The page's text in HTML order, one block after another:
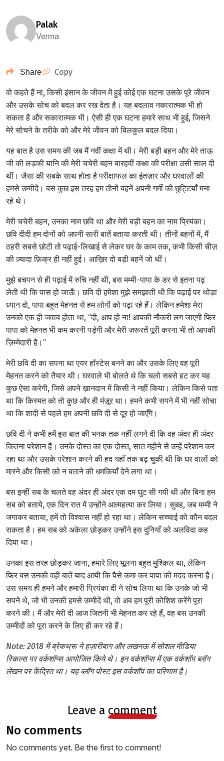
palak
Verma
Share Copy
वो कहते हैं ना, किसी इंसान के जीवन में हुई कोई एक घटना उसके पूरे जीवन
और उसके सोच को बदल कर रख देता है। यह बदलाव नकारात्मक भी हो
सकता है और सकारात्मक भी। ऐसी ही एक घटना हमारे साथ भी हुई, जिसने
मेरे सोचने के तरीके को और मेरे जीवन को बिलकुल बदल दिया।
यह बात है उस समय की जब मैं नवीं कक्षा में थी। मेरी बड़ी बहन और मेरे ताऊ
जी की लड़की यानि की मेरी चचेरी बहन बारहवीं कक्षा की परीक्षा उसी साल दी
थीं। जैसा की सबके साथ होता है परीक्षाफल का इंतज़ार और घरवालों की
हमसे उम्मीदें। बस कुछ इस तरह हम तीनों बहनें अपनी गर्मी की छुट्टियाँ मना
रहे थे।
मेरी चचेरी बहन, उनका नाम छवि था और मेरी बड़ी बहन का नाम प्रियंका।
छवि दीदी हम दोनों को अपनी सारी बातें बताया करती थी। तीनों बहनों में, मैं
ठहरी सबसे छोटी तो पढ़ाई-लिखाई से लेकर घर के काम तक, कभी किसी चीज़
की ज़्यादा फ़िक्र ही नहीं हुई। आख़िर दो बड़ी बहनें जो थीं।
मुझे बचपन से ही पढ़ाई में रुचि नहीं थी, बस मम्मी-पापा के डर से इतना पढ़
लेती थी कि पास हो जाऊँ। छवि दी हमेशा मुझे समझाती थी कि पढ़ाई पर थोड़ा
ध्यान दो, पापा बहुत मेहनत से हम लोगों को पढ़ा रहे हैं। लेकिन हमेशा मेरा
उनको एक ही जवाब होता था, “दी, आप हो ना! आपकी नौकरी लग जाएगी फिर
पापा को मेहनत भी कम करनी पड़ेगी और मेरी ज़रूरतें पूरी करना भी तो आपकी
ज़िम्मेदारी है।”
मेरी छवि दी का सपना था एयर हॉस्टेस बनने का और उसके लिए वह पूरी
मेहनत करने को तैयार थी। घरवाले भी बोलते थे कि चलो सबसे हट कर यह
कुछ ऐसा करेगी, जिसे अपने ख़ानदान में किसी ने नहीं किया। लेकिन किसे पता
था कि किस्मत को तो कुछ और ही मंज़ूर था। हमने कभी सपने में भी नहीं सोचा
था कि शादी से पहले हम अपनी छवि दी से दूर हो जाएँगे।
छवि दी ने कभी हमें इस बात की भनक तक नहीं लगने दी कि वह अंदर ही अंदर
कितना परेशान हैं। उनके दोस्त का एक दोस्त, सात महीने से उन्हें परेशान कर
रहा था और उसके परेशान करने की हद यहाँ तक बढ़ चुकी थी कि घर वालों को
मारने और किसी को न बताने की धमकियाँ देने लगा था।
बस इन्हीं सब के चलते वह अंदर ही अंदर एक दम घुट सी गयी थी और बिना हम
सब को बताये, एक दिन रात में उन्होंने आत्महत्या कर लिया। सुबह, जब मम्मी ने
जगाकर बताया, हमें तो विश्वास नहीं हो रहा था। लेकिन सच्चाई को कौन बदल
सकता है। हम सब को अकेला छोड़कर उन्होंने इस दुनियाँ को अलविदा कह
दिया था।
उनका इस तरह छोड़कर जाना, हमारे लिए भूलना बहुत मुश्किल था, लेकिन
फिर बस उनकी वही बातें याद आयी कि पैसे कमा कर पापा की मदद करना है।
उस समय ही हमने और हमारी प्रियंका दी ने सोच लिया था कि उनके जो भी
सपने थे, जो भी उनकी हमसे उम्मीदें थी, वो अब हम पूरी कोशिश करेंगे पूरा
करने की। मैं और मेरी दी आज जितनी भी मेहनत कर रहे हैं, वह बस उनकी
उम्मीदों को पूरा करने के लिए ही कर रहे हैं।
Note: 2018 में ब्रेकथ्रू ने हज़ारीबाग और लखनऊ में सोशल मीडिया
स्किल्स पर वर्कशॉप्स आयोजित किये थे। इन वर्कशॉप्स में एक वर्कशॉप ब्लॉग
लेखन पर केंद्रित था। यह ब्लॉग पोस्ट इस वर्कशॉप का परिणाम है।
leave a comment
no comments
No comments yet. Be the first to comment!